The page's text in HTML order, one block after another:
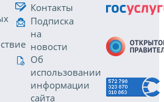
Контакты
Подписка
на
новости
Об
использовании
информации
сайта